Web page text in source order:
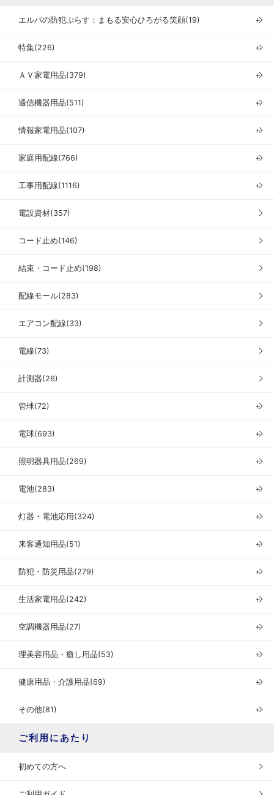
エルパの防犯ぷらす：まもる安心ひろがる笑顔(19) ＋
特集(226) ＋
ＡＶ家電用品(379) ＋
通信機器用品(511) ＋
情報家電用品(107) ＋
家庭用配線(766) ＋
工事用配線(1116) ＋
電設資材(357)
コード止め(146)
結束・コード止め(198)
配線モール(283)
エアコン配線(33)
電線(73)
計測器(26)
管球(72) ＋
電球(693) ＋
照明器具用品(269) ＋
電池(283) ＋
灯器・電池応用(324) ＋
来客通知用品(51) ＋
防犯・防災用品(279) ＋
生活家電用品(242) ＋
空調機器用品(27) ＋
理美容用品・癒し用品(53) ＋
健康用品・介護用品(69) ＋
その他(81) ＋
ご利用にあたり
初めての方へ